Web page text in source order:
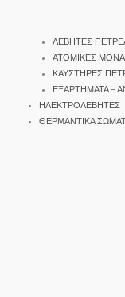
ΛΕΒΗΤΕΣ
ΑΤΟΜΙΚΕΣ
ΚΑΥΣΤΗΡΕΣ
ΕΞΑΡΤΗΜΑΤΑ –
ΗΛΕΚΤΡΟΛΕΒΗΤΕΣ
ΘΕΡΜΑΝΤΙΚΑ